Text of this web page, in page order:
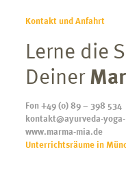
Kontakt und Anfahrt
Lerne die
Deiner
Fon +49 (0) 89 – 398 534
kontakt@ayurveda-
www.marma-mia.de
Unterrichtsräume in